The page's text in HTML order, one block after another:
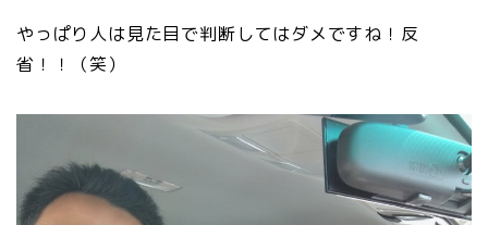
やっぱり人は見た目で判断してはダメですね！反
省！！（笑）